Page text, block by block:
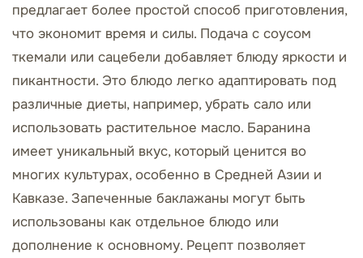
предлагает более простой способ приготовления,
что экономит время и силы. Подача с соусом
ткемали или сацебели добавляет блюду яркости и
пикантности. Это блюдо легко адаптировать под
различные диеты, например, убрать сало или
использовать растительное масло. Баранина
имеет уникальный вкус, который ценится во
многих культурах, особенно в Средней Азии и
Кавказе. Запеченные баклажаны могут быть
использованы как отдельное блюдо или
дополнение к основному. Рецепт позволяет